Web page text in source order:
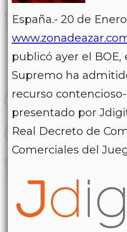
España.- 20 de
publicó ayer el BOE,
Supremo ha
recurso
presentado por
Real Decreto de
Comerciales del